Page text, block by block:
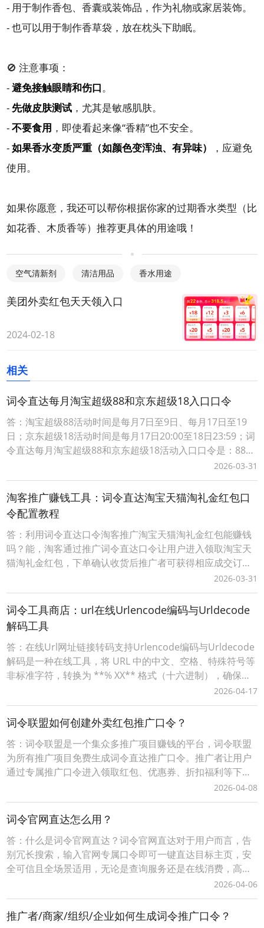
- 用于制作香包、香囊或装饰品，作为礼物或家居装饰。
- 也可以用于制作香草袋，放在枕头下助眠。
🚫 注意事项：
-避免接触眼睛和伤口。
- 先做皮肤测试 ，尤其是敏感肌肤。
-不要食用 ，即使看起来像“香精”也不安全。
-如果香水变质严重（如颜色变浑浊、有异味）
，应避免
使用。
如果你愿意，我还可以帮你根据你家的过期香水类型（比
如花香、木质香等）推荐更具体的用途哦！
空气清新剂 清洁用品 香水用途
美团外卖红包天天领入口
2024-02-18
相关
词令直达每月淘宝超级88和京东超级18入口口令
答：淘宝超级88活动时间是每月7日至9日、每月17日至19
日；京东超级18活动时间是每月17日20:00至18日23:59；词
令直达每月淘宝超级88和京东超级18活动入口口令是：8818
词令直达每月淘宝超级88和京东超级18口令怎么使用？1、
打开词令APP，输入口令“ 8818 ”；2、搜索直达该口令关联
的目标每月淘宝超级88和京东超级18官方活动入口（*注：
日
2026-03-31
淘客推广赚钱工具：词令直达淘宝天猫淘礼金红包口
令配置教程
答：利用词令直达口令淘客推广淘宝天猫淘礼金红包能赚钱
吗？能，淘客通过推广词令直达口令让用户进入领取淘宝天
猫淘礼金红包，下单确认收货后推广者可获得相应成交订单
的佣金。而词令直达口令具有唯一性、可长期有效性，适合
淘客长期沉淀客户资源实现用户复用、复购获得长期收益。
词令直达口令推广更灵活，当淘客推广淘宝天猫红包活动结
束后，在词令直达口令不变的情况下可随时更换新的活动不
2026-03-31
词令工具商店：url在线Urlencode编码与Urldecode
解码工具
答：在线Url网址链接转码支持Urlencode编码与Urldecode
解码是一种在线工具，将 URL 中的中文、空格、特殊符号等
非标准字符，转换为 **% XX** 格式（十六进制），确保链
接能被浏览器 / 服务器正确解析。词令工具商店Urlencode
在线工具：https://apps.ciling.cn/urlencode/词令口令直达
Urlencode在
2026-04-17
词令联盟如何创建外卖红包推广口令？
答：词令联盟是一个集众多推广项目赚钱的平台，词令联盟
为所有推广项目免费生成词令直达推广口令。推广者让用户
通过专属推广口令进入领取红包、优惠券、折扣福利等下单
可享受优惠，推广者可获得成交订单相应的佣金轻松赚钱。0
成本无压力、多劳多得时间自由、您只需做好一件事让用户
通过您的词令直达专属推广口令或推广素材进入下单即可获
得佣金，无需处理发货、服务等问题。词令联盟如何创建
2026-04-08
词令官网直达怎么用？
答：什么是词令官网直达？词令官网直达对于用户而言，告
别冗长搜索，输入官网专属口令即可一键直达目标主页，安
全可信且全场景适用，无论是查询服务还是在线消费，高效
触达省时省心；对站长/商家来说，注册网站名称作为口令，
低成本构建品牌专属流量入口，精准引流无中间流失，更可
灵活关联活动页、促销页等动态目标，结合后台数据追踪优
化推广策略，让每一份流量都转化为实际价值。词令以“
2026-04-06
推广者/商家/组织/企业如何生成词令推广口令？